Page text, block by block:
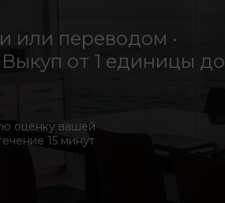
или переводом ·
от 1 единицы до
оценку вашей
15 минут